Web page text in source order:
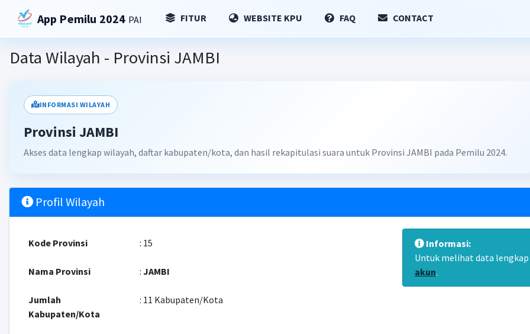
App Pemilu 2024 PAI FITUR WEBSITE KPU FAQ CONTACT
Data Wilayah - Provinsi JAMBI
INFORMASI WILAYAH
Provinsi JAMBI
Akses data lengkap wilayah, daftar kabupaten/kota, dan hasil rekapitulasi suara untuk Provinsi JAMBI pada Pemilu 2024.
Profil Wilayah
Kode Provinsi : 15
Nama Provinsi : JAMBI
Jumlah
Kabupaten/Kota
: 11 Kabupaten/Kota
Informasi:
Untuk melihat data
akun.